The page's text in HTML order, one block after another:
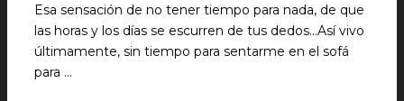
Esa sensación de no tener tiempo para nada, de que
las horas y los días se escurren de tus dedos...Así vivo
últimamente, sin tiempo para sentarme en el sofá
para …